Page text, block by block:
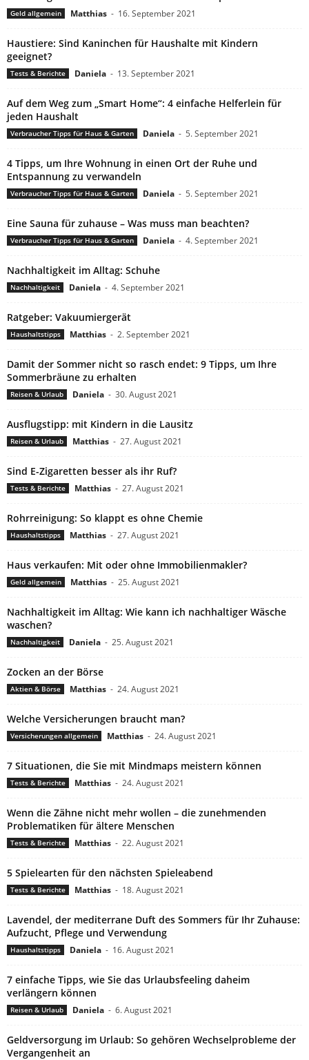
Geld allgemein Matthias - 16. September 2021
Haustiere: Sind Kaninchen für Haushalte mit Kindern
geeignet?
Tests & Berichte Daniela - 13. September 2021
Auf dem Weg zum „Smart Home“: 4 einfache Helferlein für
jeden Haushalt
Verbraucher Tipps für Haus & Garten Daniela - 5. September 2021
4 Tipps, um Ihre Wohnung in einen Ort der Ruhe und
Entspannung zu verwandeln
Verbraucher Tipps für Haus & Garten Daniela - 5. September 2021
Eine Sauna für zuhause – Was muss man beachten?
Verbraucher Tipps für Haus & Garten Daniela - 4. September 2021
Nachhaltigkeit im Alltag: Schuhe
Nachhaltigkeit Daniela - 4. September 2021
Ratgeber: Vakuumiergerät
Haushaltstipps Matthias - 2. September 2021
Damit der Sommer nicht so rasch endet: 9 Tipps, um Ihre
Sommerbräune zu erhalten
Reisen & Urlaub Daniela - 30. August 2021
Ausflugstipp: mit Kindern in die Lausitz
Reisen & Urlaub Matthias - 27. August 2021
Sind E-Zigaretten besser als ihr Ruf?
Tests & Berichte Matthias - 27. August 2021
Rohrreinigung: So klappt es ohne Chemie
Haushaltstipps Matthias - 27. August 2021
Haus verkaufen: Mit oder ohne Immobilienmakler?
Geld allgemein Matthias - 25. August 2021
Nachhaltigkeit im Alltag: Wie kann ich nachhaltiger Wäsche
waschen?
Nachhaltigkeit Daniela - 25. August 2021
Zocken an der Börse
Aktien & Börse Matthias - 24. August 2021
Welche Versicherungen braucht man?
Versicherungen allgemein Matthias - 24. August 2021
7 Situationen, die Sie mit Mindmaps meistern können
Tests & Berichte Matthias - 24. August 2021
Wenn die Zähne nicht mehr wollen – die zunehmenden
Problematiken für ältere Menschen
Tests & Berichte Matthias - 22. August 2021
5 Spielearten für den nächsten Spieleabend
Tests & Berichte Matthias - 18. August 2021
Lavendel, der mediterrane Duft des Sommers für Ihr Zuhause:
Aufzucht, Pflege und Verwendung
Haushaltstipps Daniela - 16. August 2021
7 einfache Tipps, wie Sie das Urlaubsfeeling daheim
verlängern können
Reisen & Urlaub Daniela - 6. August 2021
Geldversorgung im Urlaub: So gehören Wechselprobleme der
Vergangenheit an